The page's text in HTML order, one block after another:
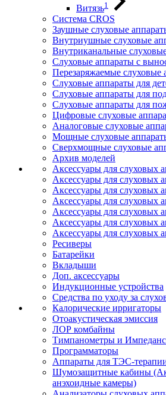
Витязь1
Система CROS
Заушные слуховые
Внутриушные слуховые
Внутриканальные
Слуховые аппараты с
Перезаряжаемые слуховые
Слуховые аппараты для
Слуховые аппараты для
Слуховые аппараты для
Цифровые слуховые
Аналоговые слуховые
Мощные слуховые
Сверхмощные слуховые
Архив моделей
Аксессуары для слуховых
Аксессуары для слуховых
Аксессуары для слуховых
Аксессуары для слуховых
Аксессуары для слуховых
Аксессуары для слуховых
Аксессуары для слуховых
Ресиверы
Батарейки
Вкладыши
Доп. аксессуары
Индукционные устройства
Средства по уходу за
Калорические ирригаторы
Отоакустическая эмиссия
ЛОР комбайны
Тимпанометры и
Программаторы
Аппараты для ТЭС-
Шумозащитные кабины
анэхоидные камеры)